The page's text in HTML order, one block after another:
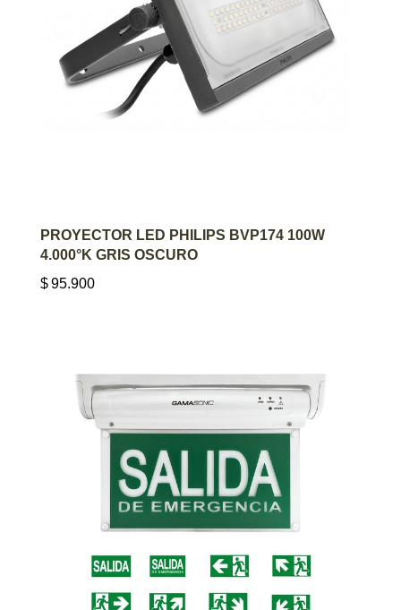
AGREGAR AL CARRITO
PROYECTOR LED PHILIPS BVP174 100W
4.000°K GRIS OSCURO
$95.900